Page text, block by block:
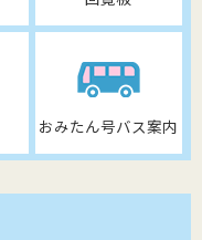
おみたん号バス案内